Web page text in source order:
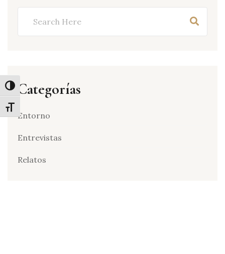
Alternar alto contraste
Alternar tamaño de letra
Categorías
Entorno
Entrevistas
Relatos